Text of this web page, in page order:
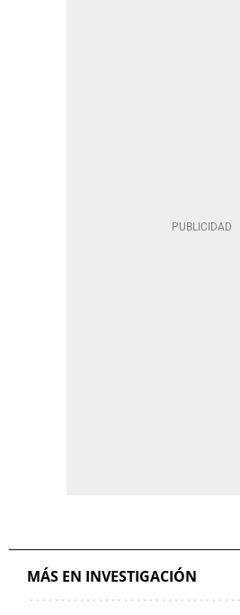
MÁS EN INVESTIGACIÓN